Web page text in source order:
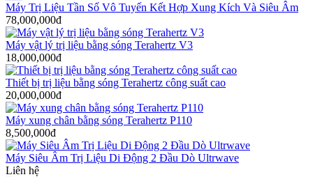
Máy Trị Liệu Tần Số Vô Tuyến Kết Hợp Xung Kích Và Siêu Âm
78,000,000đ
Máy vật lý trị liệu bằng sóng Terahertz V3
18,000,000đ
Thiết bị trị liệu bằng sóng Terahertz công suất cao
20,000,000đ
Máy xung chân bằng sóng Terahertz P110
8,500,000đ
Máy Siêu Âm Trị Liệu Di Động 2 Đầu Dò Ultrwave
Liên hệ